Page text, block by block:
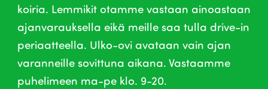
koiria. Lemmikit otamme vastaan ainoastaan
ajanvarauksella eikä meille saa tulla drive-in
periaatteella. Ulko-ovi avataan vain ajan
varanneille sovittuna aikana. Vastaamme
puhelimeen ma-pe klo. 9-20.